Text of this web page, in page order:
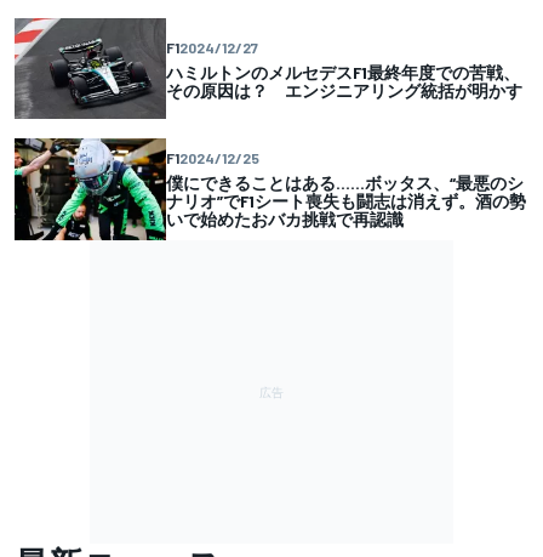
F12024/12/27
ハミルトンのメルセデスF1最終年度での苦戦、
その原因は？ エンジニアリング統括が明かす
F12024/12/25
僕にできることはある……ボッタス、“最悪のシ
ナリオ”でF1シート喪失も闘志は消えず。酒の勢
いで始めたおバカ挑戦で再認識